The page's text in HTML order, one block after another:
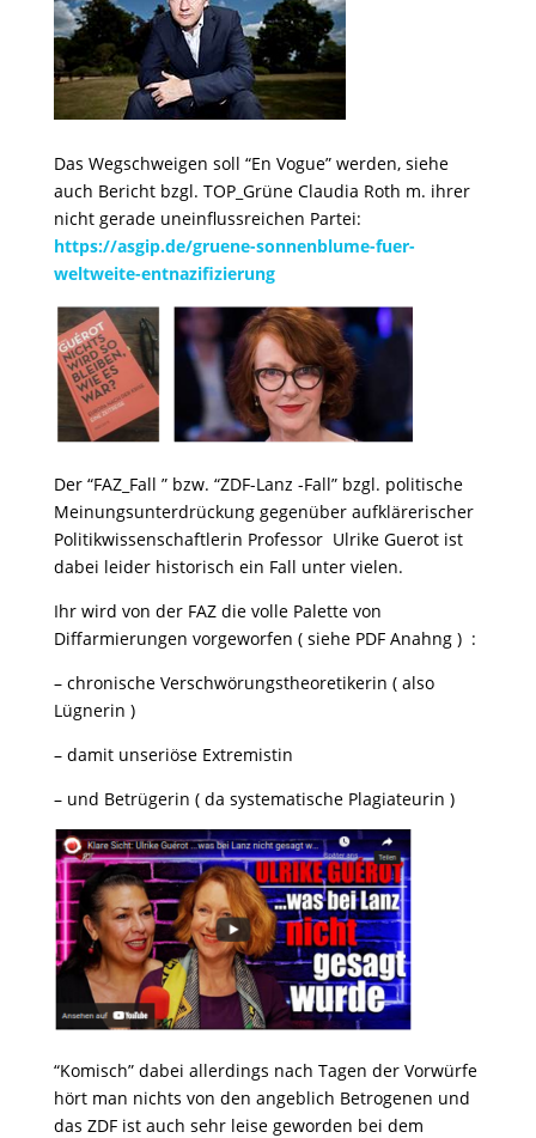
Das Wegschweigen soll “En Vogue” werden, siehe
auch Bericht bzgl. TOP_Grüne Claudia Roth m. ihrer
nicht gerade uneinflussreichen Partei:
https://asgip.de/gruene-sonnenblume-fuer-
weltweite-entnazifizierung
Der “FAZ_Fall ” bzw. “ZDF-Lanz -Fall” bzgl. politische
Meinungsunterdrückung gegenüber aufklärerischer
Politikwissenschaftlerin Professor Ulrike Guerot ist
dabei leider historisch ein Fall unter vielen.
Ihr wird von der FAZ die volle Palette von
Diffarmierungen vorgeworfen ( siehe PDF Anahng ) :
– chronische Verschwörungstheoretikerin ( also
Lügnerin )
– damit unseriöse Extremistin
– und Betrügerin ( da systematische Plagiateurin )
“Komisch” dabei allerdings nach Tagen der Vorwürfe
hört man nichts von den angeblich Betrogenen und
das ZDF ist auch sehr leise geworden bei dem